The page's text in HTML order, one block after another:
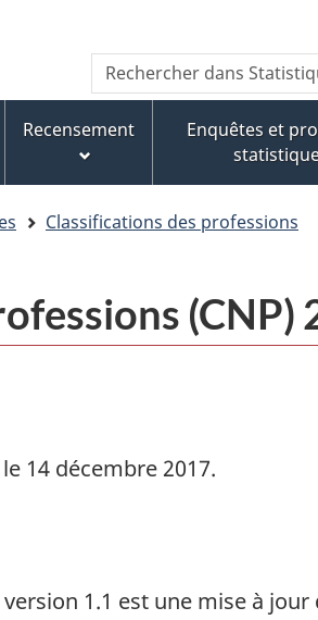
au
contenu
principal
au
pied
de
page
version
HTML
simplifiée
WxT
Search
form
Rechercher
dans
Canada
Recensement
Enquêtes et
Classifications des professions
(CNP)
le 14 décembre 2017.
1.1 est une mise à